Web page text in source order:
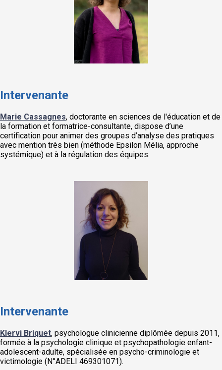
Intervenante
Marie Cassagnes, doctorante en sciences de l'éducation et de
la formation et formatrice-consultante, dispose d’une
certification pour animer des groupes d’analyse des pratiques
avec mention très bien (méthode Epsilon Mélia, approche
systémique) et à la régulation des équipes.
Intervenante
Klervi Briquet, psychologue clinicienne diplômée depuis 2011,
formée à la psychologie clinique et psychopathologie enfant-
adolescent-adulte, spécialisée en psycho-criminologie et
victimologie (N°ADELI 469301071).